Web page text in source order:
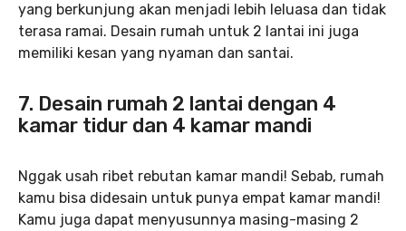
yang berkunjung akan menjadi lebih leluasa dan tidak
terasa ramai. Desain rumah untuk 2 lantai ini juga
memiliki kesan yang nyaman dan santai.
7. Desain rumah 2 lantai dengan 4
kamar tidur dan 4 kamar mandi
Nggak usah ribet rebutan kamar mandi! Sebab, rumah
kamu bisa didesain untuk punya empat kamar mandi!
Kamu juga dapat menyusunnya masing-masing 2